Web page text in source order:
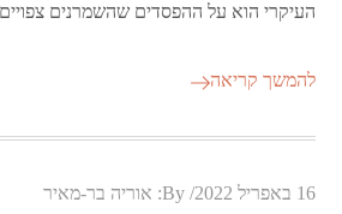
העיקרי הוא על ההפסדים שהשמרנים
להמשך קריאה
Posted
16 באפריל 2022 By: אוריה בר-מאיר